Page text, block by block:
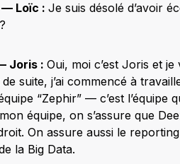
Loïc : Je suis désolé d’avoir
Joris : Oui, moi c’est Joris et
suite, j’ai commencé à
“Zephir” — c’est
équipe, on s’assure que
On assure aussi le
la Big Data.